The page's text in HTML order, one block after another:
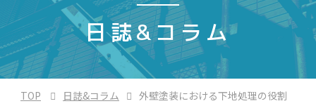
日誌&コラム
TOP 日誌&コラム
外壁塗装における下地処理の役割